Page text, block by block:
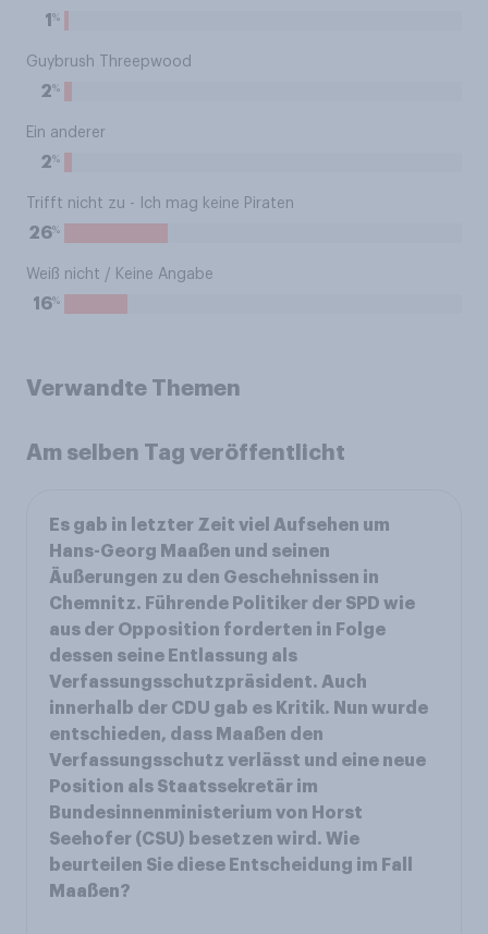
1 %
Guybrush Threepwood
2%
Ein anderer
2%
Trifft nicht zu - Ich mag keine Piraten
26%
Weiß nicht / Keine Angabe
16%
Verwandte Themen
Am selben Tag veröffentlicht
Es gab in letzter Zeit viel Aufsehen um
Hans-Georg Maaßen und seinen
Äußerungen zu den Geschehnissen in
Chemnitz. Führende Politiker der SPD wie
aus der Opposition forderten in Folge
dessen seine Entlassung als
Verfassungsschutzpräsident. Auch
innerhalb der CDU gab es Kritik. Nun wurde
entschieden, dass Maaßen den
Verfassungsschutz verlässt und eine neue
Position als Staatssekretär im
Bundesinnenministerium von Horst
Seehofer (CSU) besetzen wird. Wie
beurteilen Sie diese Entscheidung im Fall
Maaßen?